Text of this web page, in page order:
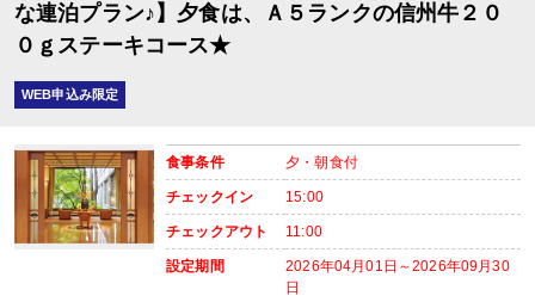
■夕食
場所:
内容:
■朝食
場所:
レストラン（鹿鳴又は白雲）
内容:
時間：7:30～9：00 最終開始時間8:30
な連泊プラン♪】夕食は、Ａ５ランクの信州牛２０
０ｇステーキコース★
WEB申込み限定
食事条件 夕・朝食付
チェックイン 15:00
チェックアウト 11:00
設定期間
2026年04月01日～2026年09月30
日